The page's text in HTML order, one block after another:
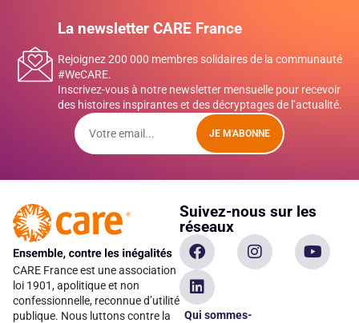
La newsletter CARE France
Rejoignez 200 000 membres solidaires de la communauté
#WeCARE.
Inscrivez-vous à notre newsletter mensuelle pour recevoir
des histoires inspirantes et des décryptages de l’actualité.
JE M'ABONNE
CARE France est une association
loi 1901, apolitique et non
confessionnelle, reconnue d’utilité
publique. Nous luttons contre la
Suivez-nous sur les
réseaux
Qui sommes-